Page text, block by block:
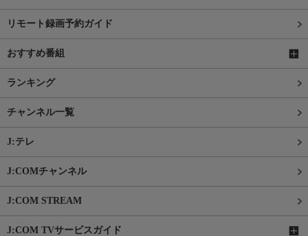
リモート録画予約ガイド
おすすめ番組
ランキング
チャンネル一覧
J:テレ
J:COMチャンネル
J:COM STREAM
J:COM TVサービスガイド